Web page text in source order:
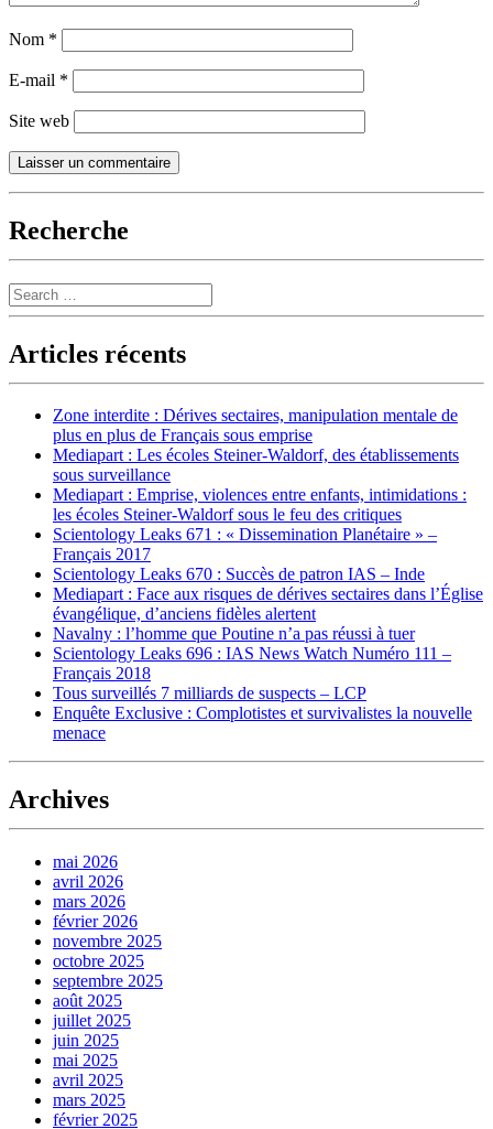
Nom *
E-mail *
Site web
Recherche
Search
Articles récents
Zone interdite : Dérives sectaires, manipulation mentale de
plus en plus de Français sous emprise
Mediapart : Les écoles Steiner-Waldorf, des établissements
sous surveillance
Mediapart : Emprise, violences entre enfants, intimidations :
les écoles Steiner-Waldorf sous le feu des critiques
Scientology Leaks 671 : « Dissemination Planétaire » –
Français 2017
Scientology Leaks 670 : Succès de patron IAS – Inde
Mediapart : Face aux risques de dérives sectaires dans l’Église
évangélique, d’anciens fidèles alertent
Navalny : l’homme que Poutine n’a pas réussi à tuer
Scientology Leaks 696 : IAS News Watch Numéro 111 –
Français 2018
Tous surveillés 7 milliards de suspects – LCP
Enquête Exclusive : Complotistes et survivalistes la nouvelle
menace
Archives
mai 2026
avril 2026
mars 2026
février 2026
novembre 2025
octobre 2025
septembre 2025
août 2025
juillet 2025
juin 2025
mai 2025
avril 2025
mars 2025
février 2025